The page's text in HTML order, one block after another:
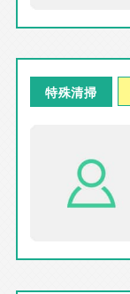
特殊清掃